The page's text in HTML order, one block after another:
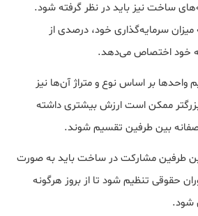
ساخت نیز باید در نظر گرفته شود.
میزان سرمایه‌گذاری خود، درصدی از
خود اختصاص می‌دهد.
واحدها بر اساس نوع و متراژ آن‌ها نیز
ممکن است ارزش بیشتری داشته
بین طرفین تقسیم شوند.
طرفین مشارکت در ساخت باید به صورت
حقوقی تنظیم شود تا از بروز هرگونه
شود.